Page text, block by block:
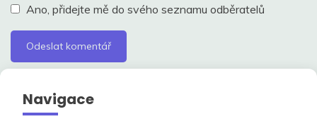
Ano, přidejte mě do svého seznamu odběratelů
Navigace